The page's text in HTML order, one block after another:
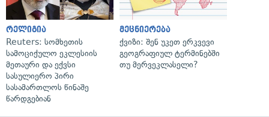
რელიგია
Reuters: სომხეთის
სამოციქულო ეკლესიის
მეთაური და ექვსი
სასულიერო პირი
სასამართლოს წინაშე
წარდგებიან
მეცნიერება
ქვიზი: შენ უკეთ ერკვევი
გეოგრაფიულ ტერმინებში
თუ მერვეკლასელი?